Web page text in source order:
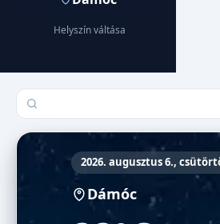
Helyszín váltása
Település keresése
2026. augusztus 6.,
Dámóc